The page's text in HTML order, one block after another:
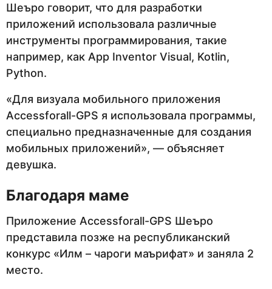
Шеъро говорит, что для разработки
приложений использовала различные
инструменты программирования, такие
например, как App Inventor Visual, Kotlin,
Python.
«Для визуала мобильного приложения
Accessforall-GPS я использовала программы,
специально предназначенные для создания
мобильных приложений», — объясняет
девушка.
Благодаря маме
Приложение Accessforall-GPS Шеъро
представила позже на республиканский
конкурс «Илм – чароги маърифат» и заняла 2
место.